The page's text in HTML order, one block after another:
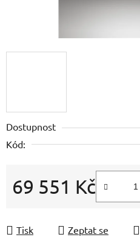
Dostupnost
Kód:
69 551 Kč
Tisk Zeptat se